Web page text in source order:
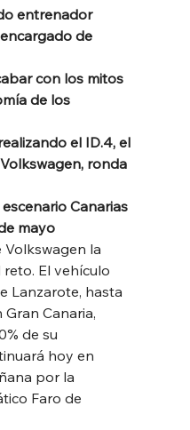
entrenador
de
con los mitos
de los
el ID.4, el
ronda
Canarias
mayo
Volkswagen la
El vehículo
Lanzarote, hasta
Canaria,
de su
hoy en
por la
Faro de